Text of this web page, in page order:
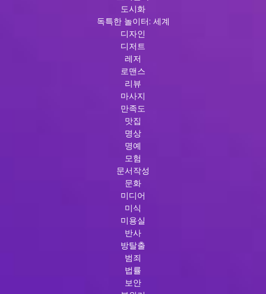
도시화
독특한 놀이터: 세계
디자인
디저트
레저
로맨스
리뷰
마사지
만족도
맛집
명상
명예
모험
문서작성
문화
미디어
미식
미용실
반사
방탈출
범죄
법률
보안